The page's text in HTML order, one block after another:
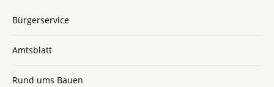
Bürgerservice
Amtsblatt
Rund ums Bauen